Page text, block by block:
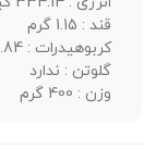
قند : 1.15 گرم
کربوهیدرات : 80.84 گرم
گلوتن : ندارد
وزن : 400 گرم